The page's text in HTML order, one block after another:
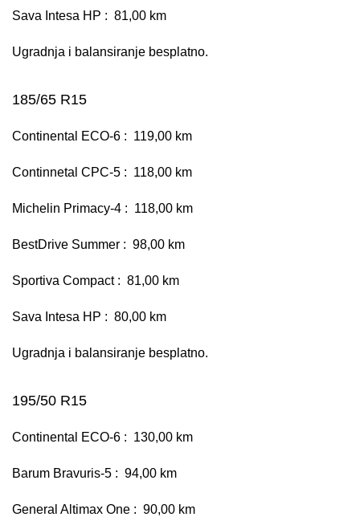
Sava Intesa HP : 81,00 km
Ugradnja i balansiranje besplatno.
185/65 R15
Continental ECO-6 : 119,00 km
Continnetal CPC-5 : 118,00 km
Michelin Primacy-4 : 118,00 km
BestDrive Summer : 98,00 km
Sportiva Compact : 81,00 km
Sava Intesa HP : 80,00 km
Ugradnja i balansiranje besplatno.
195/50 R15
Continental ECO-6 : 130,00 km
Barum Bravuris-5 : 94,00 km
General Altimax One : 90,00 km